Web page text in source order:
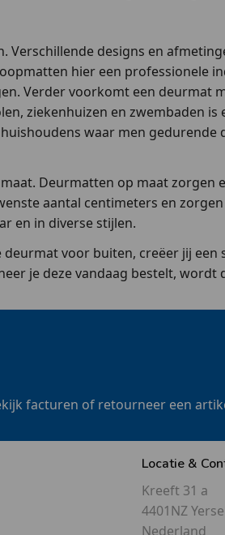
designs en
hier een professionele
Verder voorkomt een
ziekenhuizen en zwembaden
waar men
Deurmatten op maat
aantal centimeters en
en in diverse stijlen.
voor buiten, creëer jij
je deze vandaag bestelt,
facturen of retourneer een
Locatie &
Kreeft 31 a
4401NZ
Nederland